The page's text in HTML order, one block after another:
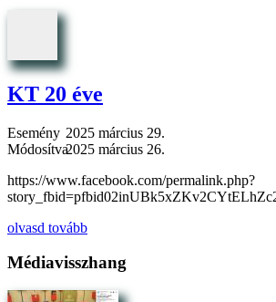
KT 20 éve
Esemény 2025 március 29.
Módosítva2025 március 26.
https://www.facebook.com/permalink.php?
olvasd tovább
Médiavisszhang